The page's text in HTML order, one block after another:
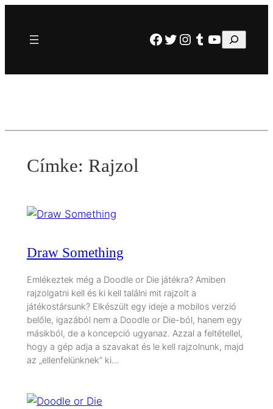
tartalomhoz
Facebook
Twitter
Instagram
Tumblr
YouTube
Keresés
Címke: Rajzol
Draw Something
Emlékeztek még a Doodle or Die játékra? Amiben
rajzolgatni kell és ki kell találni mit rajzolt a
játékostársunk? Elkészült egy ideje a mobilos verzió
belőle, igazából nem a Doodle or Die-ból, hanem egy
másikból, de a koncepció ugyanaz. Azzal a feltétellel,
hogy a gép adja a szavakat és le kell rajzolnunk, majd
az „ellenfelünknek” ki…